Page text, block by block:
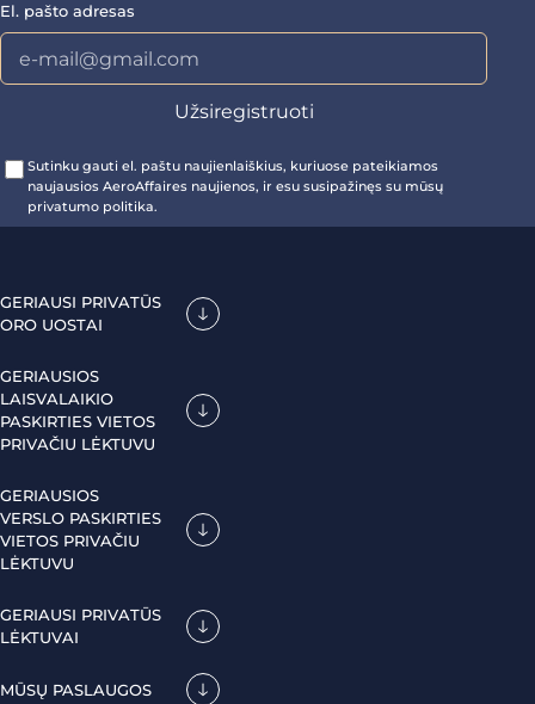
El. pašto adresas
Sutinku gauti el. paštu naujienlaiškius, kuriuose pateikiamos
naujausios AeroAffaires naujienos, ir esu susipažinęs su mūsų
privatumo politika.
GERIAUSI PRIVATŪS
ORO UOSTAI
GERIAUSIOS
LAISVALAIKIO
PASKIRTIES VIETOS
PRIVAČIU LĖKTUVU
GERIAUSIOS
VERSLO PASKIRTIES
VIETOS PRIVAČIU
LĖKTUVU
GERIAUSI PRIVATŪS
LĖKTUVAI
MŪSŲ PASLAUGOS